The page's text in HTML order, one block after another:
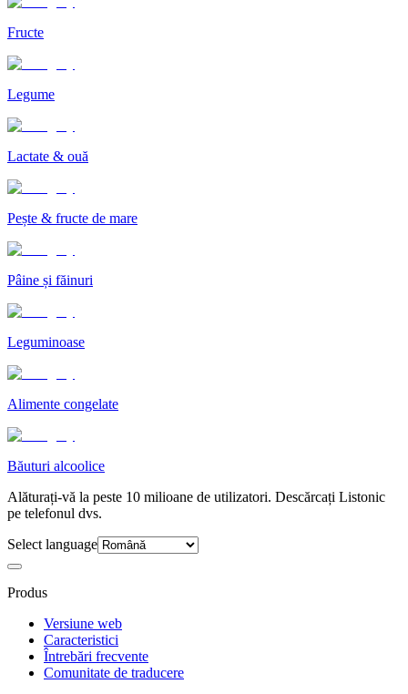
Fructe
Legume
Lactate & ouă
Pește & fructe de mare
Pâine și făinuri
Leguminoase
Alimente congelate
Băuturi alcoolice
Alăturați-vă la peste 10 milioane de utilizatori. Descărcați Listonic
pe telefonul dvs.
Select language
Produs
Versiune web
Caracteristici
Întrebări frecvente
Comunitate de traducere